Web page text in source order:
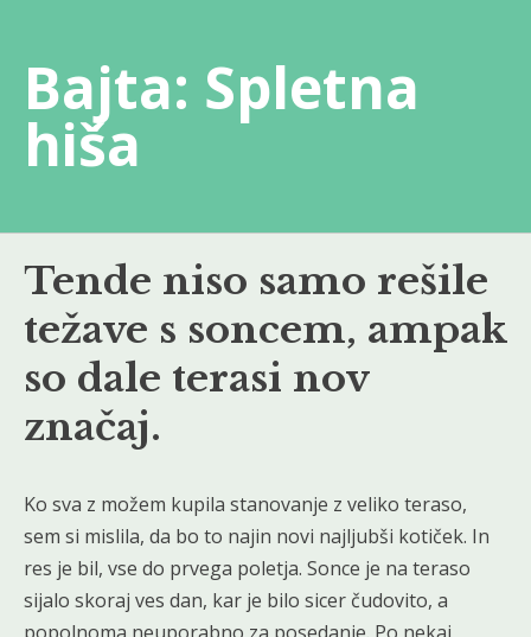
content
Bajta: Spletna
hiša
Tende niso samo rešile
težave s soncem, ampak
so dale terasi nov
značaj.
Ko sva z možem kupila stanovanje z veliko teraso,
sem si mislila, da bo to najin novi najljubši kotiček. In
res je bil, vse do prvega poletja. Sonce je na teraso
sijalo skoraj ves dan, kar je bilo sicer čudovito, a